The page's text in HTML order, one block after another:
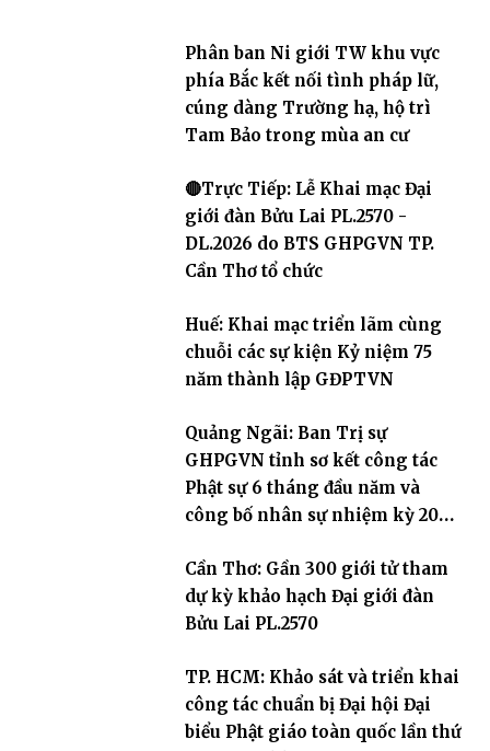
Phân ban Ni giới TW khu vực
phía Bắc kết nối tình pháp lữ,
cúng dàng Trường hạ, hộ trì
Tam Bảo trong mùa an cư
🔴Trực Tiếp: Lễ Khai mạc Đại
giới đàn Bửu Lai PL.2570 -
DL.2026 do BTS GHPGVN TP.
Cần Thơ tổ chức
Huế: Khai mạc triển lãm cùng
chuỗi các sự kiện Kỷ niệm 75
năm thành lập GĐPTVN
Quảng Ngãi: Ban Trị sự
GHPGVN tỉnh sơ kết công tác
Phật sự 6 tháng đầu năm và
công bố nhân sự nhiệm kỳ 2026
Cần Thơ: Gần 300 giới tử tham
dự kỳ khảo hạch Đại giới đàn
Bửu Lai PL.2570
TP. HCM: Khảo sát và triển khai
công tác chuẩn bị Đại hội Đại
biểu Phật giáo toàn quốc lần thứ